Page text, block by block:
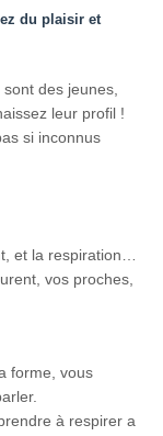
du plaisir et
des jeunes,
leur profil !
si inconnus
et la respiration…
vos proches,
forme, vous
à respirer a